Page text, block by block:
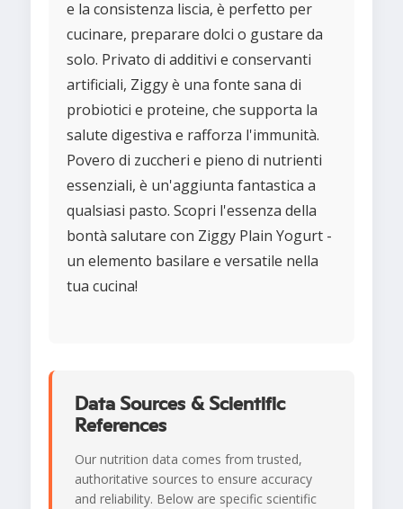
e la consistenza liscia, è perfetto per
cucinare, preparare dolci o gustare da
solo. Privato di additivi e conservanti
artificiali, Ziggy è una fonte sana di
probiotici e proteine, che supporta la
salute digestiva e rafforza l'immunità.
Povero di zuccheri e pieno di nutrienti
essenziali, è un'aggiunta fantastica a
qualsiasi pasto. Scopri l'essenza della
bontà salutare con Ziggy Plain Yogurt -
un elemento basilare e versatile nella
tua cucina!
Data Sources & Scientific
References
Our nutrition data comes from trusted,
authoritative sources to ensure accuracy
and reliability. Below are specific scientific